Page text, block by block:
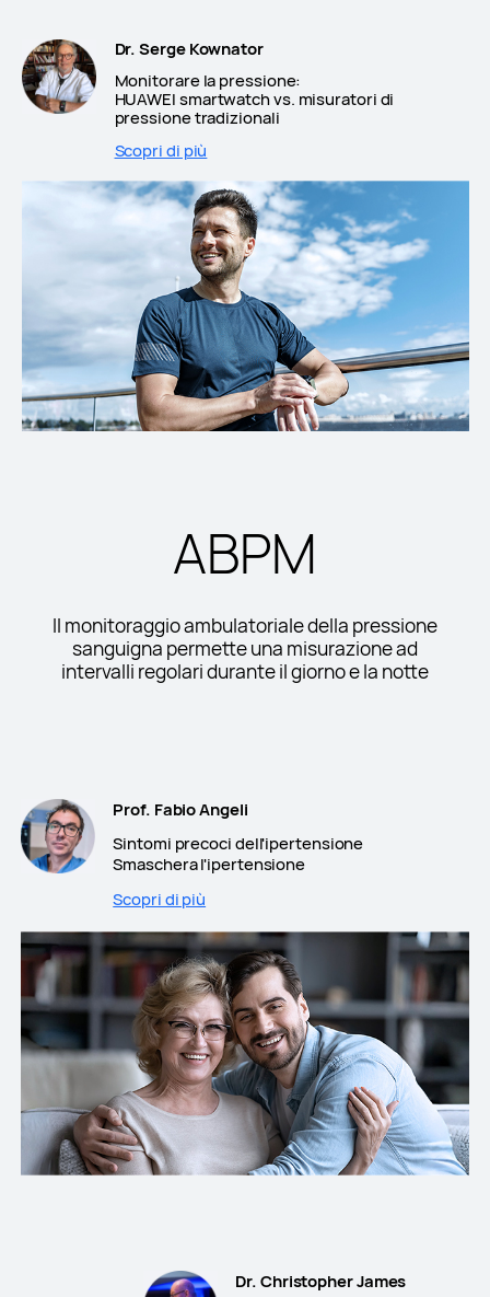
Dr. Serge Kownator
Monitorare la pressione:
HUAWEI smartwatch vs. misuratori di
pressione tradizionali
Scopri di più
ABPM
Il monitoraggio ambulatoriale della pressione
sanguigna permette una misurazione ad
intervalli regolari durante il giorno e la notte
Prof. Fabio Angeli
Sintomi precoci dell'ipertensione
Smaschera l'ipertensione
Scopri di più
Dr. Christopher James